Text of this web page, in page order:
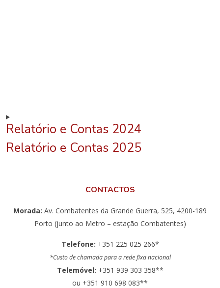
Relatório e Contas 2024
Relatório e Contas 2025
CONTACTOS
Morada: Av. Combatentes da Grande Guerra, 525, 4200-189
Porto (junto ao Metro – estação Combatentes)
Telefone: +351 225 025 266*
*Custo de chamada para a rede fixa nacional
Telemóvel: +351 939 303 358**
ou +351 910 698 083**